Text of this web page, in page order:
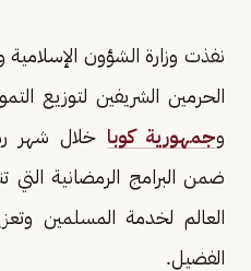
نفذت وزارة الشؤون الإسلامية
الحرمين الشريفين لتوزيع
وجمهورية كوبا
ضمن البرامج الرمضانية التي
العالم لخدمة المسلمين
الفضيل.